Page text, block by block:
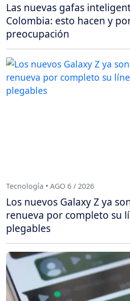
Las nuevas gafas
Colombia: esto hacen y
preocupación
Tecnología • AGO 6 / 2026
Los nuevos Galaxy Z ya
renueva por completo su
plegables